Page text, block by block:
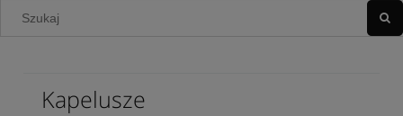
Kapelusze